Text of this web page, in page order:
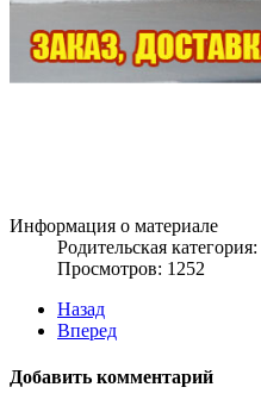
Информация о материале
Родительская категория:
Просмотров: 1252
Назад
Вперед
Добавить комментарий